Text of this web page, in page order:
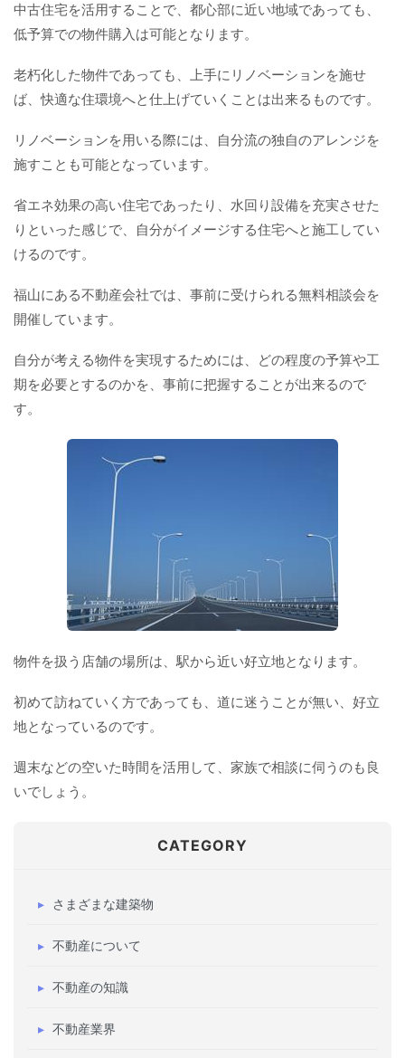
中古住宅を活用することで、都心部に近い地域であっても、
低予算での物件購入は可能となります。
老朽化した物件であっても、上手にリノベーションを施せ
ば、快適な住環境へと仕上げていくことは出来るものです。
リノベーションを用いる際には、自分流の独自のアレンジを
施すことも可能となっています。
省エネ効果の高い住宅であったり、水回り設備を充実させた
りといった感じで、自分がイメージする住宅へと施工してい
けるのです。
福山にある不動産会社では、事前に受けられる無料相談会を
開催しています。
自分が考える物件を実現するためには、どの程度の予算や工
期を必要とするのかを、事前に把握することが出来るので
す。
物件を扱う店舗の場所は、駅から近い好立地となります。
初めて訪ねていく方であっても、道に迷うことが無い、好立
地となっているのです。
週末などの空いた時間を活用して、家族で相談に伺うのも良
いでしょう。
CATEGORY
さまざまな建築物
不動産について
不動産の知識
不動産業界